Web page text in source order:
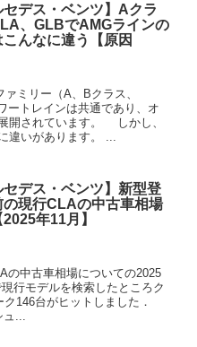
セデス・ベンツ】Aクラ
、GLBでAMGラインの
んなに違う【原因
ミリー（A、Bクラス、
ートレインは共通であり、オ
開されています。 しかし、
違いがあります。 ...
セデス・ベンツ】新型登
の現行CLAの中古車相場
年11月】
中古車相場についての2025
行モデルを検索したところク
ク146台がヒットしました．
...